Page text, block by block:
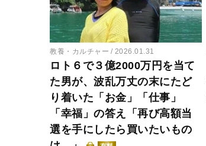
教養・カルチャー 2026.01.31
ロト６で３億2000万円を当て
た男が、波乱万丈の末にたど
り着いた「お金」「仕事」
「幸福」の答え「再び高額当
選を手にしたら買いたいもの